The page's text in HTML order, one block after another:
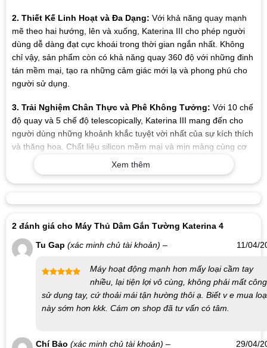
2. Thiết Kế Linh Hoạt và Đa Dạng: Với khả năng quay mạnh
mẽ theo hai hướng, lên và xuống, Katerina III cho phép người
dùng dễ dàng đạt cực khoái trong thời gian ngắn nhất. Không
chỉ vậy, sản phẩm còn có khả năng quay 360 độ với những đinh
tán mềm mại, tạo ra những cảm giác mới lạ và phong phú cho
người sử dụng.
3. Trải Nghiệm Chân Thực và Phê Không Tưởng: Với 10 chế
độ quay và 5 chế độ telescopically, Katerina III mang đến cho
người dùng những khoảnh khắc tuyệt vời nhất của sự kích thích
và thăng hoa. Chất liệu silicon mềm mại và mịn màng cùng cơ
chế hoạt động mạnh mẽ giúp tạo ra trải nghiệm chân thực như
không gì sánh được.
giản và tiện lợi. Chất liệu ABS và TPE đảm bảo an toàn cho sức
khỏe của người sử dụng, mang lại sự yên tâm và tin tưởng tuyệt
đối.
5. Thông Số Kỹ Thuật:
Chức năng: Kéo dài, quay và tương tác giọng nói
Chế độ: 10 chế độ quay, 5 chế độ telescopically
Xem thêm
2 đánh giá cho Máy Thủ Dâm Gắn Tường Katerina 4
hạng55
sao
Tu Gap (xác minh chủ tài khoản) – 11/04/
Máy hoạt động mạnh hơn mấy loại cầm tay
nhiều, lại tiện lợi vô cùng, không phải mất công
sử dụng tay, cứ thoải mái tận hường thôi ạ. Biết v e mua
này sớm hơn kkk. Cám ơn shop đã tư vấn có tâm.
Chí Bảo (xác minh chủ tài khoản) – 29/04/